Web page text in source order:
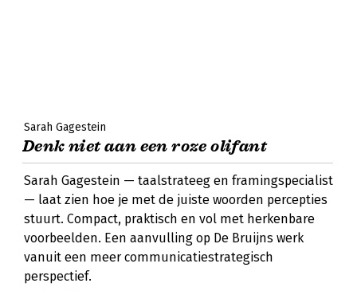
Sarah Gagestein
Denk niet aan een roze olifant
Sarah Gagestein — taalstrateeg en framingspecialist
— laat zien hoe je met de juiste woorden percepties
stuurt. Compact, praktisch en vol met herkenbare
voorbeelden. Een aanvulling op De Bruijns werk
vanuit een meer communicatiestrategisch
perspectief.